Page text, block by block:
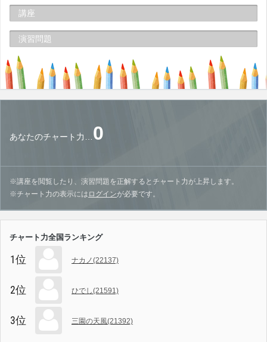
講座
演習問題
あなたのチャート力…0
※講座を閲覧したり、演習問題を正解するとチャート力が上昇します。
※チャート力の表示には ログインが必要です。
チャート力全国ランキング
1位 ナカノ(22137)
2位 ひでし(21591)
3位 三園の天風(21392)